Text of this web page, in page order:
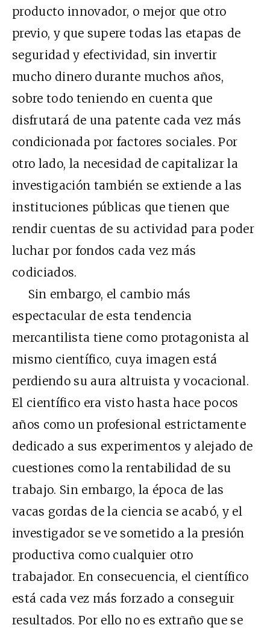
producto innovador, o mejor que otro
previo, y que supere todas las etapas de
seguridad y efectividad, sin invertir
mucho dinero durante muchos años,
sobre todo teniendo en cuenta que
disfrutará de una patente cada vez más
condicionada por factores sociales. Por
otro lado, la necesidad de capitalizar la
investigación también se extiende a las
instituciones públicas que tienen que
rendir cuentas de su actividad para poder
luchar por fondos cada vez más
codiciados.
Sin embargo, el cambio más
espectacular de esta tendencia
mercantilista tiene como protagonista al
mismo científico, cuya imagen está
perdiendo su aura altruista y vocacional.
El científico era visto hasta hace pocos
años como un profesional estrictamente
dedicado a sus experimentos y alejado de
cuestiones como la rentabilidad de su
trabajo. Sin embargo, la época de las
vacas gordas de la ciencia se acabó, y el
investigador se ve sometido a la presión
productiva como cualquier otro
trabajador. En consecuencia, el científico
está cada vez más forzado a conseguir
resultados. Por ello no es extraño que se